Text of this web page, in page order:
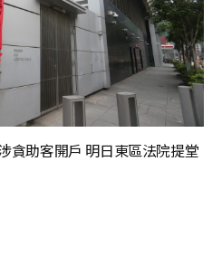
貪助客開戶 明日東區法院提堂